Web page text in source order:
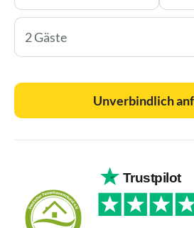
2 Gäste
Unverbindlich